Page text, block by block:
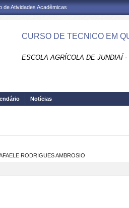
de Atividades Acadêmicas
CURSO DE TECNICO EM
ESCOLA AGRÍCOLA DE JUNDIAÍ -
Notícias
RODRIGUES AMBROSIO